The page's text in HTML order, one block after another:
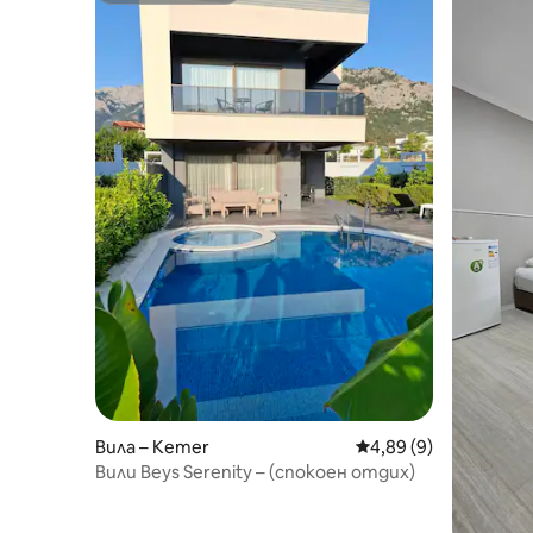
Вила – Kemer Средна оценка:
4,89 (9)
Вили Beys Serenity – (спокоен отдих)